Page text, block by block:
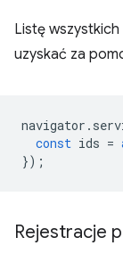
Listę
uzyskać za
navigator .
const ids =
});
Rejestracje